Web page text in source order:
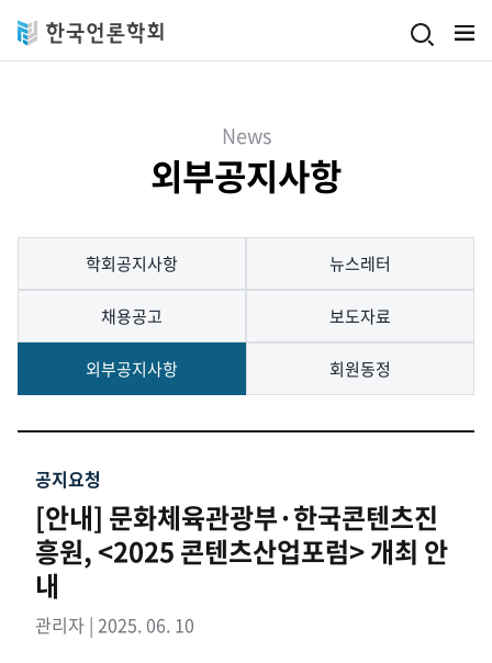
News
외부공지사항
학회공지사항 뉴스레터
채용공고 보도자료
외부공지사항 회원동정
공지요청
[안내] 문화체육관광부·한국콘텐츠진
흥원, <2025 콘텐츠산업포럼> 개최 안
내
관리자 | 2025. 06. 10